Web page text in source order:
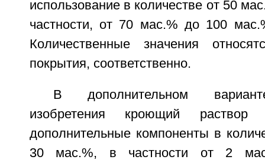
использование в количестве от 50
частности, от 70 мас.% до 100
Количественные значения
покрытия, соответственно.
В дополнительном
изобретения кроющий раствор
дополнительные компоненты в
30 мас.%, в частности от 2